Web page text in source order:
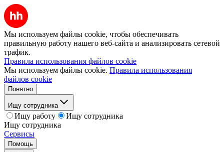
Мы используем файлы cookie, чтобы обеспечивать
правильную работу нашего веб-сайта и анализировать сетевой
трафик.
Правила использования файлов cookie
Мы используем файлы cookie. Правила использования
файлов cookie
Понятно
Ищу сотрудника
Ищу работу
Ищу сотрудника
Ищу сотрудника
Сервисы
Помощь